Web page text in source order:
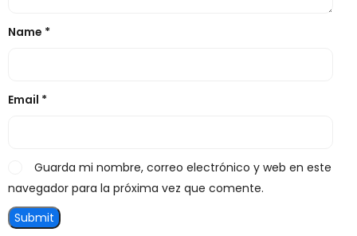
Name *
Email *
Guarda mi nombre, correo electrónico y web en este
navegador para la próxima vez que comente.